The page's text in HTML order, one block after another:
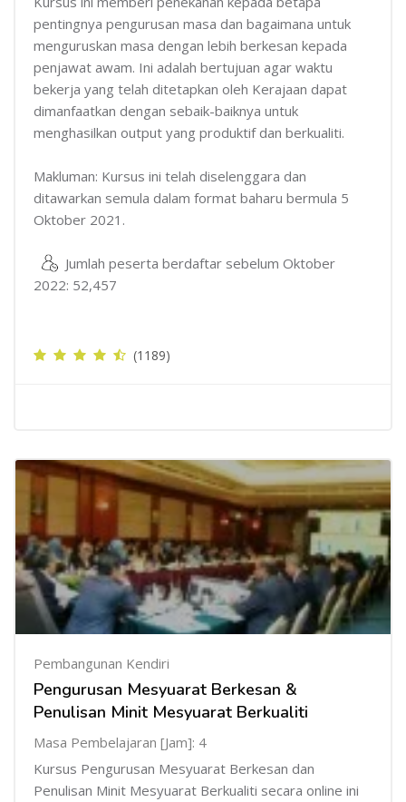
pentingnya pengurusan masa dan bagaimana untuk
menguruskan masa dengan lebih berkesan kepada
penjawat awam. Ini adalah bertujuan agar waktu
bekerja yang telah ditetapkan oleh Kerajaan dapat
dimanfaatkan dengan sebaik-baiknya untuk
menghasilkan output yang produktif dan berkualiti.
Makluman: Kursus ini telah diselenggara dan
ditawarkan semula dalam format baharu bermula 5
Oktober 2021.
Jumlah peserta berdaftar sebelum Oktober
2022: 52,457
(1189)
Pembangunan Kendiri
Pengurusan Mesyuarat Berkesan &
Penulisan Minit Mesyuarat Berkualiti
Masa Pembelajaran [Jam]: 4
Kursus Pengurusan Mesyuarat Berkesan dan
Penulisan Minit Mesyuarat Berkualiti secara online ini